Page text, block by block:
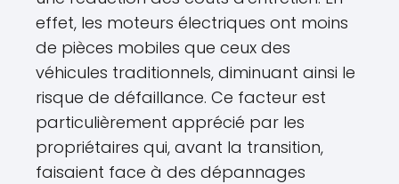
effet, les moteurs électriques ont moins
de pièces mobiles que ceux des
véhicules traditionnels, diminuant ainsi le
risque de défaillance. Ce facteur est
particulièrement apprécié par les
propriétaires qui, avant la transition,
faisaient face à des dépannages